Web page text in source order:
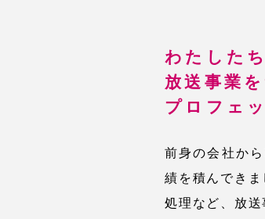
わたしたち
放送事業
プロフェ
前身の会社か
績を積んでき
処理など、放